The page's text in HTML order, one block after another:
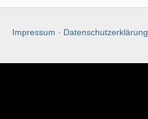
Impressum · Datenschutzerklärung